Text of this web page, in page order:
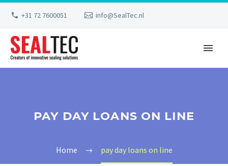
+31 72 7600051 info@SealTec.nl
PAY DAY LOANS ON LINE
Home pay day loans on line